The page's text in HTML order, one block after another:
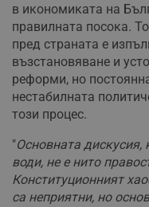
в икономиката на
правилната посока.
пред страната е
възстановяване и
реформи, но
нестабилната
този процес.
"Основната дискусия,
води, не е нито
Конституционният
са неприятни, но